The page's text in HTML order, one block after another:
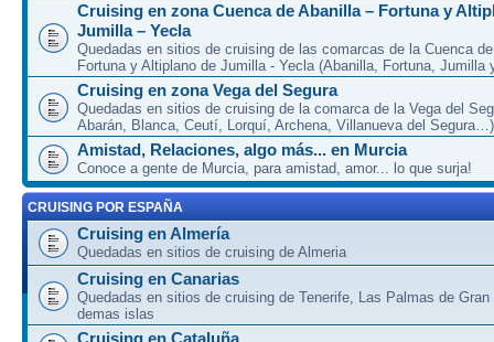
Cruising en zona Cuenca de Abanilla – Fortuna y
Jumilla – Yecla
Quedadas en sitios de cruising de las comarcas de la Cuenca
Fortuna y Altiplano de Jumilla - Yecla (Abanilla, Fortuna, Jumilla
Cruising en zona Vega del Segura
Quedadas en sitios de cruising de la comarca de la Vega del
Abarán, Blanca, Ceutí, Lorquí, Archena, Villanueva del Segura…)
Amistad, Relaciones, algo más... en Murcia
Conoce a gente de Murcia, para amistad, amor... lo que surja!
CRUISING POR ESPAÑA
Cruising en Almería
Quedadas en sitios de cruising de Almeria
Cruising en Canarias
Quedadas en sitios de cruising de Tenerife, Las Palmas de Gran
demas islas
Cruising en Cataluña